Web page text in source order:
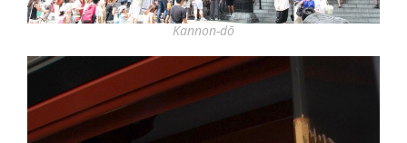
Kannon-dō